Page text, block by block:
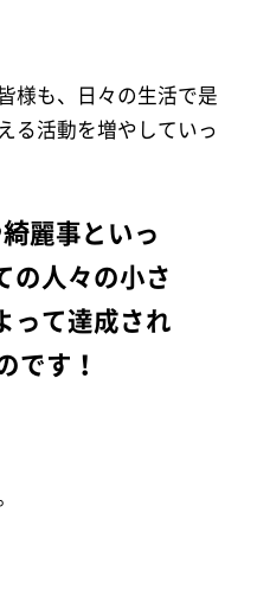
様も、日々の生活で是
る活動を増やしていっ
麗事といっ
の人々の小さ
って達成され
です！